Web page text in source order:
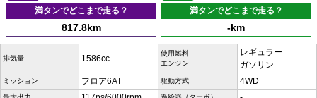
満タンでどこまで走る？
817.8km
満タンでどこまで走る？
-km
排気量 1586cc
使用燃料
エンジン
レギュラー
ガソリン
ミッション フロア6AT 駆動方式 4WD